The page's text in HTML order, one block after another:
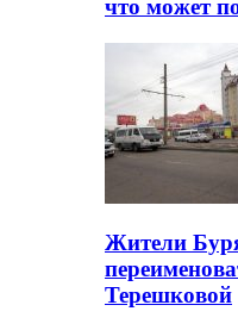
что может
Жители
Терешковой